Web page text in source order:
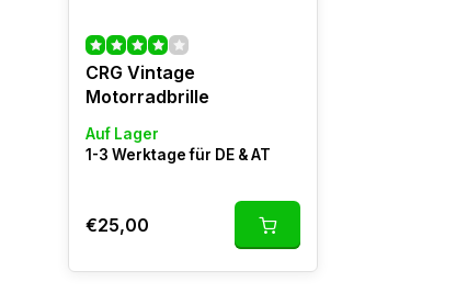
CRG Vintage
Motorradbrille
Auf Lager
1-3 Werktage für DE & AT
€25,00